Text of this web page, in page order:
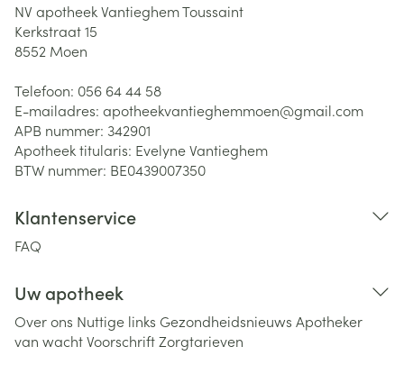
NV apotheek Vantieghem Toussaint
Kerkstraat 15
8552 Moen
Telefoon: 056 64 44 58
E-mailadres: apotheekvantieghemmoen@gmail.com
APB nummer: 342901
Apotheek titularis: Evelyne Vantieghem
BTW nummer: BE0439007350
Klantenservice
FAQ
Uw apotheek
Over ons Nuttige links Gezondheidsnieuws Apotheker
van wachtVoorschriftZorgtarieven